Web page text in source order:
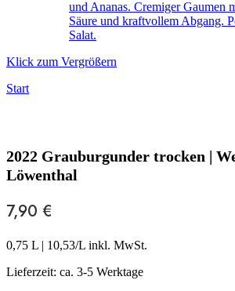
Klick zum Vergrößern
Start
2022 Grauburgunder trocken |
Löwenthal
7,90 €
0,75 L | 10,53/L inkl. MwSt.
Lieferzeit: ca. 3-5 Werktage